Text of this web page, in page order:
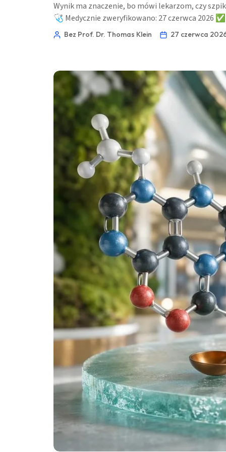
Wynik ma znaczenie, bo mówi lekarzom, czy
🩺 Medycznie zweryfikowano: 27 czerwca 2026
Bez Prof. Dr. Thomas Klein 27 czerwca
ქართული
Русский
Lietuvių kalba
Polski
한국어
Slovenščina
Magyar
Shqip
বাংলা
मराठी
తెలుగు
தமிழ்
ગુજરાતી
മലയാളം
Bahasa Melayu
Tiếng Việt
Tagalog
ဗမာစာ
ភាសាខ្មែរ
Українська
O‘zbekcha